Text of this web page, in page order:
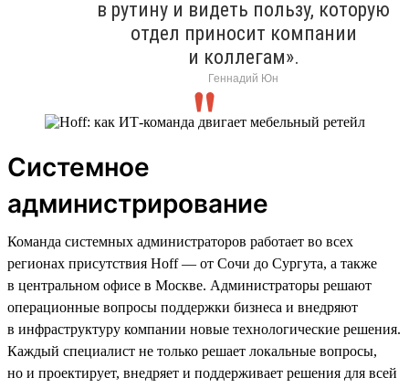
в рутину и видеть пользу, которую
отдел приносит компании
и коллегам».
Геннадий Юн
Системное
администрирование
Команда системных администраторов работает во всех
регионах присутствия Hoff — от Сочи до Сургута, а также
в центральном офисе в Москве. Администраторы решают
операционные вопросы поддержки бизнеса и внедряют
в инфраструктуру компании новые технологические решения.
Каждый специалист не только решает локальные вопросы,
но и проектирует, внедряет и поддерживает решения для всей